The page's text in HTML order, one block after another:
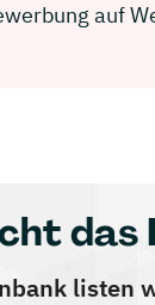
auf
das
listen